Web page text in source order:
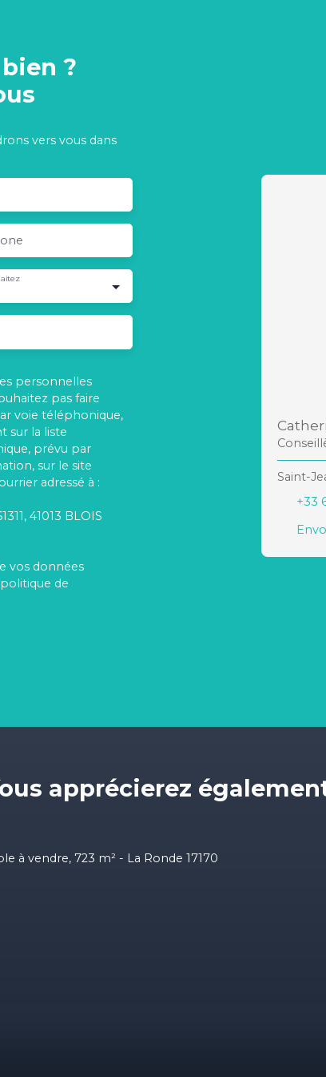
?
vers vous dans
personnelles
pas faire
voie téléphonique,
sur la liste
prévu par
sur le site
adressé à :
41013 BLOIS
vos données
politique de
Saint-
+33
apprécierez